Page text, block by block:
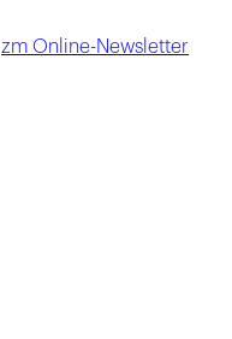
zm Online-Newsletter